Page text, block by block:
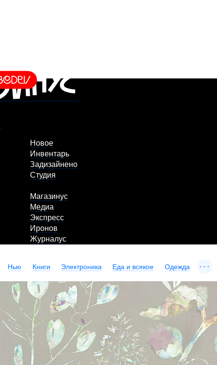
Новое
Инвентарь
Задизайнено
Студия
Магазинус
Медиа
Экспресс
Иронов
Журналус
Нью Книги Электроника Еда и всякое Одежда ...